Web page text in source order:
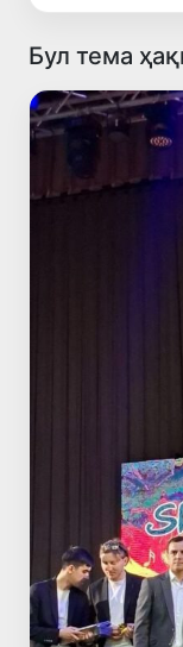
Бул тема